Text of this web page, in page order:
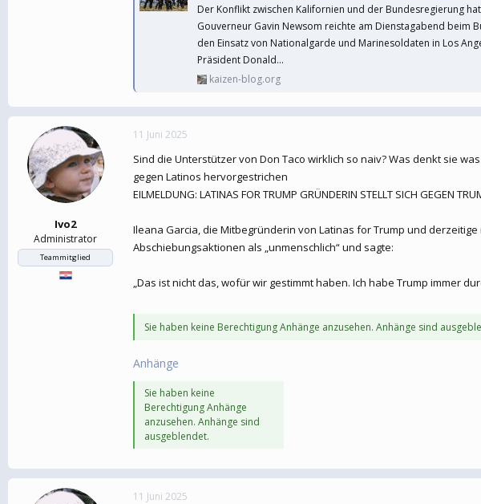
Der Konflikt zwischen Kalifornien und der Bundesregierung
Gouverneur Gavin Newsom reichte am Dienstagabend beim
den Einsatz von Nationalgarde und Marinesoldaten in Los
Präsident Donald...
kaizen-blog.org
Ivo2
Administrator
Teammitglied
11 Juni 2025
Sind die Unterstützer von Don Taco wirklich so naiv? Was denkt sie
gegen Latinos hervorgestrichen
EILMELDUNG: LATINAS FOR TRUMP GRÜNDERIN STELLT SICH GEGEN
Ileana Garcia, die Mitbegründerin von Latinas for Trump und
Abschiebungsaktionen als „unmenschlich“ und sagte:
„Das ist nicht das, wofür wir gestimmt haben. Ich habe Trump immer
Sie haben keine Berechtigung Anhänge anzusehen. Anhänge sind
Anhänge
Sie haben keine
Berechtigung Anhänge
anzusehen. Anhänge sind
ausgeblendet.
11 Juni 2025